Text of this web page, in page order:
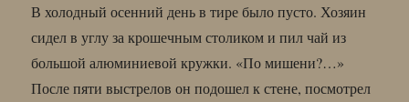
В холодный осенний день в тире было пусто. Хозяин
сидел в углу за крошечным столиком и пил чай из
большой алюминиевой кружки. «По мишени?…»
После пяти выстрелов он подошел к стене, посмотрел